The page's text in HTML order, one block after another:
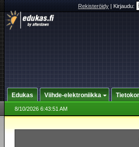
Rekisteröidy|Kirjaudu:
Edukas Viihde-elektroniikka
8/10/2026 6:43:51 AM